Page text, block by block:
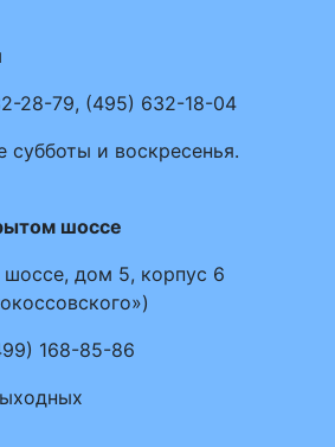
28-79, (495) 632-18-04
субботы и воскресенья.
шоссе
дом 5, корпус 6
168-85-86